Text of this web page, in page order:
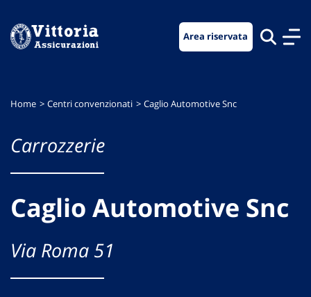
menu
contenuto
footer
Area riservata
Home Centri convenzionati Caglio Automotive Snc
Carrozzerie
Caglio Automotive Snc
Via Roma 51